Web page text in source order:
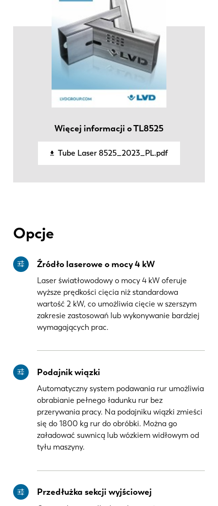
Więcej informacji o TL8525
Tube Laser 8525_2023_PL.pdf
Opcje
Źródło laserowe o mocy 4 kW
Laser światłowodowy o mocy 4 kW oferuje
wyższe prędkości cięcia niż standardowa
wartość 2 kW, co umożliwia cięcie w szerszym
zakresie zastosowań lub wykonywanie bardziej
wymagających prac.
Podajnik wiązki
Automatyczny system podawania rur umożliwia
obrabianie pełnego ładunku rur bez
przerywania pracy. Na podajniku wiązki zmieści
się do 1800 kg rur do obróbki. Można go
załadować suwnicą lub wózkiem widłowym od
tyłu maszyny.
Przedłużka sekcji wyjściowej
PT-PT
SK